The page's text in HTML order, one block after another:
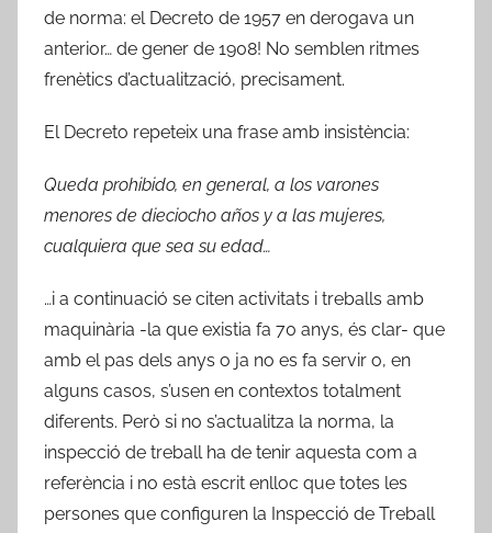
de norma: el Decreto de 1957 en derogava un
anterior… de gener de 1908! No semblen ritmes
frenètics d’actualització, precisament.
El Decreto repeteix una frase amb insistència:
Queda prohibido, en general, a los varones
menores de dieciocho años y a las mujeres,
cualquiera que sea su edad…
…i a continuació se citen activitats i treballs amb
maquinària -la que existia fa 70 anys, és clar- que
amb el pas dels anys o ja no es fa servir o, en
alguns casos, s’usen en contextos totalment
diferents. Però si no s’actualitza la norma, la
inspecció de treball ha de tenir aquesta com a
referència i no està escrit enlloc que totes les
persones que configuren la Inspecció de Treball